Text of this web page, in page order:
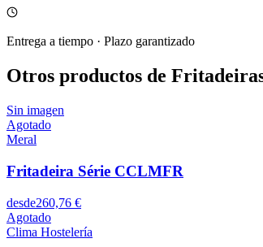
Entrega a tiempo · Plazo garantizado
Otros productos de
Sin imagen
Agotado
Meral
Fritadeira Série CCLMFR
desde260,76 €
Agotado
Clima Hostelería